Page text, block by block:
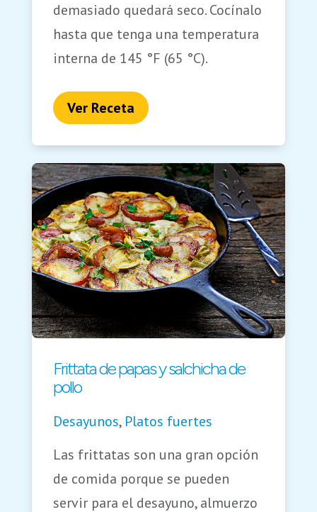
demasiado quedará seco. Cocínalo
hasta que tenga una temperatura
interna de 145 °F (65 °C).
Ver Receta
Frittata de papas y salchicha de
pollo
Desayunos, Platos fuertes
Las frittatas son una gran opción
de comida porque se pueden
servir para el desayuno, almuerzo